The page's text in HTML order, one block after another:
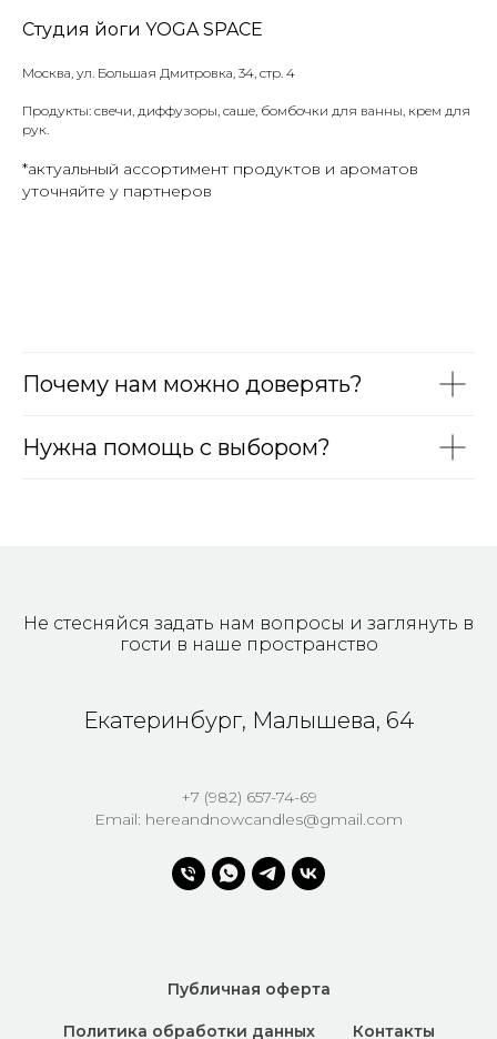
Студия йоги YOGA SPACE
Москва, ул. Большая Дмитровка, 34, стр. 4
Продукты: свечи, диффузоры, саше, бомбочки для ванны, крем для
рук.
*актуальный ассортимент продуктов и ароматов
уточняйте у партнеров
Почему нам можно доверять?
Нужна помощь с выбором?
Не стесняйся задать нам вопросы и заглянуть в
гости в наше пространство
Екатеринбург, Малышева, 64
+7 (982) 657-74-69
Email: hereandnowcandles@gmail.com
Публичная оферта
Политика обработки данных Контакты